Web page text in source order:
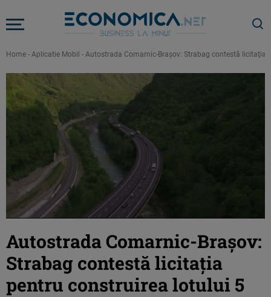
Home - Aplicatie Mobil - Autostrada Comarnic-Braşov: Strabag contestă licitaţia
Autostrada Comarnic-Braşov:
Strabag contestă licitaţia
pentru construirea lotului 5